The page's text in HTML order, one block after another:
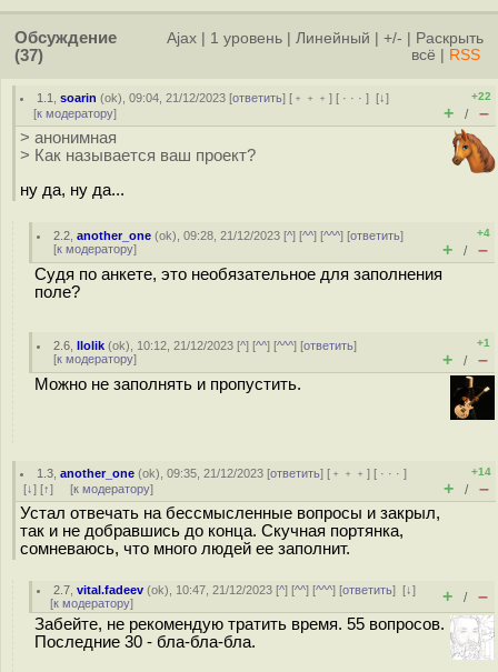
Обсуждение
(37)
Ajax 1 уровень Линейный +/-
Раскрыть
всё
RSS
1.1 ,soarin (ok), 09:04, 21/12/2023 [ответить] [ ﹢﹢﹢] [ · · ·][↓]
[к модератору]
+22
+ / –
> анонимная
> Как называется ваш проект?
ну да, ну да...
2.2 ,another_one (ok), 09:28, 21/12/2023 [^] [^^] [^^^] [ответить]
[к модератору]
+4
+ / –
Судя по анкете, это необязательное для заполнения
поле?
2.6 ,llolik (ok), 10:12, 21/12/2023 [^] [^^] [^^^] [ответить]
[к модератору]
+1
+ / –
Можно не заполнять и пропустить.
1.3 ,another_one (ok), 09:35, 21/12/2023 [ответить] [ ﹢﹢﹢] [ · · ·]
[↓] [↑] [к модератору]
+14
+ / –
Устал отвечать на бессмысленные вопросы и закрыл,
так и не добравшись до конца. Скучная портянка,
сомневаюсь, что много людей ее заполнит.
2.7 ,vital.fadeev (ok), 10:47, 21/12/2023 [^] [^^] [^^^] [ответить][↓]
[к модератору] + / –
Забейте, не рекомендую тратить время. 55 вопросов.
Последние 30 - бла-бла-бла.